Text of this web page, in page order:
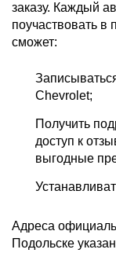
заказу. Каждый
поучаствовать в
сможет:
Chevrolet;
Получить
доступ к
выгодные
Адреса
Подольске